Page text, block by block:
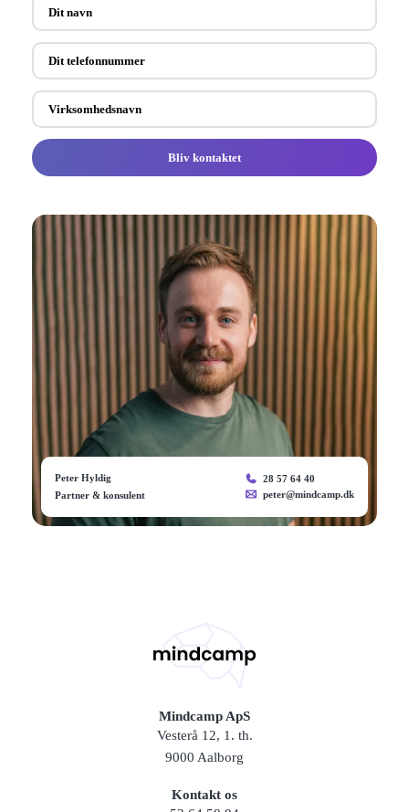
Bliv kontaktet
Peter Hyldig
Partner & konsulent
28 57 64 40
peter@mindcamp.dk
Mindcamp ApS
Vesterå 12, 1. th.
9000 Aalborg
Kontakt os